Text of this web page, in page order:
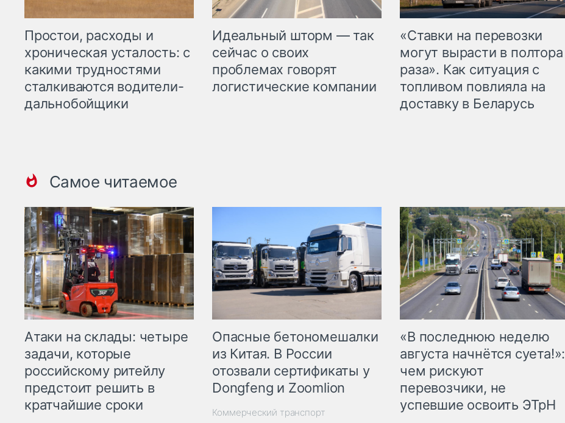
Простои, расходы и
хроническая усталость: с
какими трудностями
сталкиваются водители-
дальнобойщики
Идеальный шторм — так
сейчас о своих
проблемах говорят
логистические компании
«Ставки на перевозки
могут вырасти в полтора
раза». Как ситуация с
топливом повлияла на
доставку в Беларусь
Самое читаемое
Атаки на склады: четыре
задачи, которые
российскому ритейлу
предстоит решить в
кратчайшие сроки
Опасные бетономешалки
из Китая. В России
отозвали сертификаты у
Dongfeng и Zoomlion
Коммерческий транспорт
«В последнюю неделю
августа начнётся суета!»:
чем рискуют
перевозчики, не
успевшие освоить ЭТрН